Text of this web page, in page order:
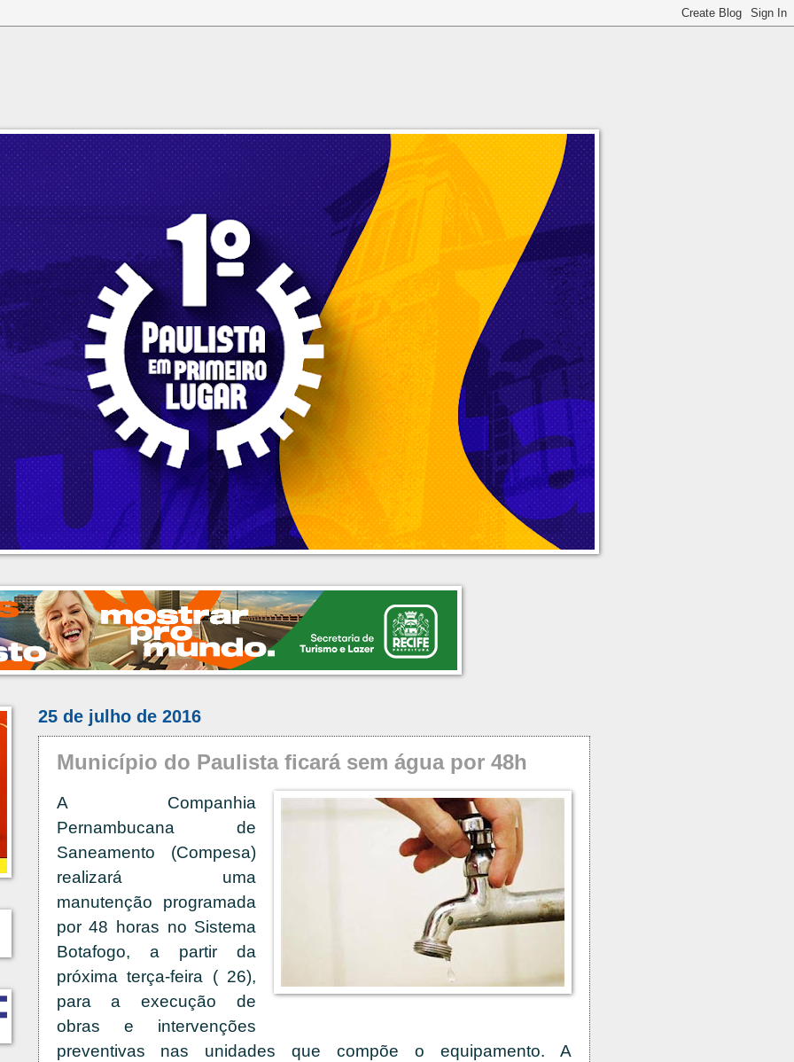
25 de julho de 2016
Município do Paulista ficará sem água por 48h
A Companhia
Pernambucana de
Saneamento (Compesa)
realizará uma
manutenção programada
por 48 horas no Sistema
Botafogo, a partir da
próxima terça-feira ( 26),
para a execução de
obras e intervenções
preventivas nas unidades que compõe o equipamento. A